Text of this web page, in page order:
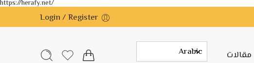
https://herafy.net/
Login / Register
مقالات